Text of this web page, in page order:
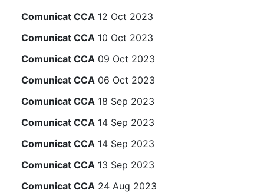
Comunicat CCA 12 Oct 2023
Comunicat CCA 10 Oct 2023
Comunicat CCA 09 Oct 2023
Comunicat CCA 06 Oct 2023
Comunicat CCA 18 Sep 2023
Comunicat CCA 14 Sep 2023
Comunicat CCA 14 Sep 2023
Comunicat CCA 13 Sep 2023
Comunicat CCA 24 Aug 2023